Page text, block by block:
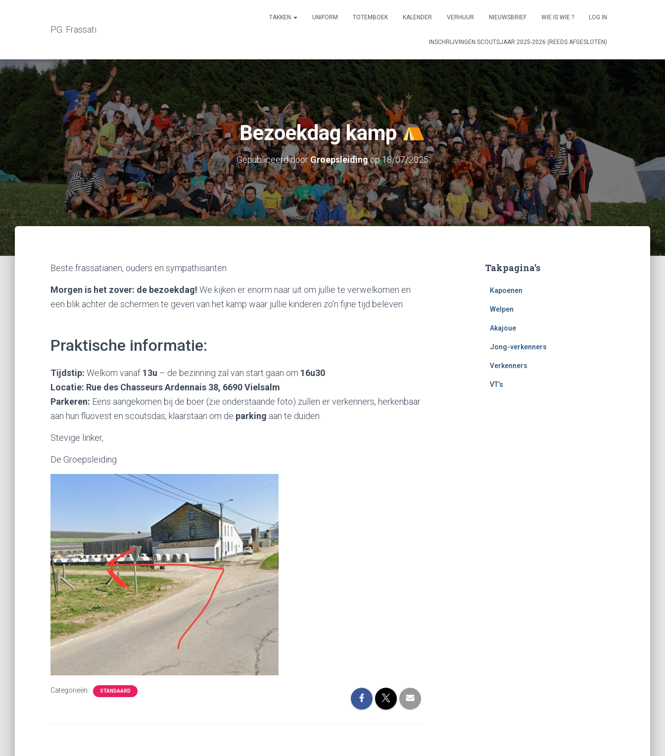
P.G. Frassati
TAKKEN UNIFORM TOTEMBOEK KALENDER VERHUUR NIEUWSBRIEF WIE IS WIE ? LOG IN
INSCHRIJVINGEN SCOUTSJAAR 2025-2026 (REEDS AFGESLOTEN)
Bezoekdag kamp
Gepubliceerd door Groepsleidingop18/07/2025
Beste frassatianen, ouders en sympathisanten
Morgen is het zover: de bezoekdag! We kijken er enorm naar uit om jullie te verwelkomen en
een blik achter de schermen te geven van het kamp waar jullie kinderen zo’n fijne tijd beleven.
Praktische informatie:
Tijdstip: Welkom vanaf 13u – de bezinning zal van start gaan om 16u30
Locatie: Rue des Chasseurs Ardennais 38, 6690 Vielsalm
Parkeren: Eens aangekomen bij de boer (zie onderstaande foto) zullen er verkenners, herkenbaar
aan hun fluovest en scoutsdas, klaarstaan om de parking aan te duiden.
Stevige linker,
De Groepsleiding
Categorieën: STANDAARD
Takpagina’s
Kapoenen
Welpen
Akajoue
Jong-verkenners
Verkenners
VT’s